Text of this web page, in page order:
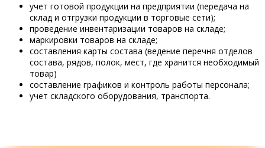
учет готовой продукции на предприятии (передача на
склад и отгрузки продукции в торговые сети);
проведение инвентаризации товаров на складе;
маркировки товаров на складе;
составления карты состава (ведение перечня отделов
состава, рядов, полок, мест, где хранится необходимый
товар)
составление графиков и контроль работы персонала;
учет складского оборудования, транспорта.